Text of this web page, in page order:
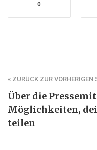
0
« ZURÜCK ZUR VORHERIGEN
Über die
Möglichkeiten,
teilen